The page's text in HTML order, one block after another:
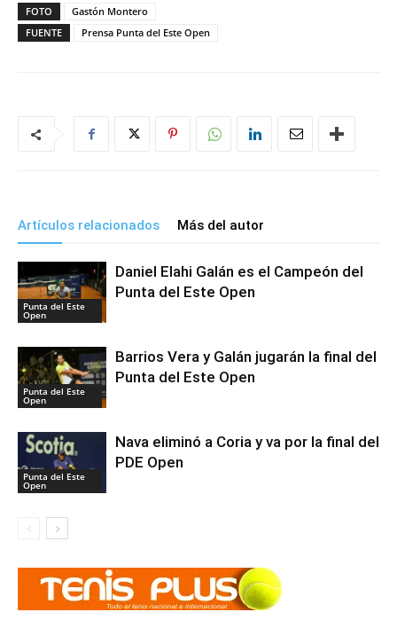
FOTO
Gastón Montero
FUENTE
Prensa Punta del Este Open
Artículos relacionados Más del autor
Punta del Este
Open
Daniel Elahi Galán es el Campeón del
Punta del Este Open
Punta del Este
Open
Barrios Vera y Galán jugarán la final del
Punta del Este Open
Punta del Este
Open
Nava eliminó a Coria y va por la final del
PDE Open